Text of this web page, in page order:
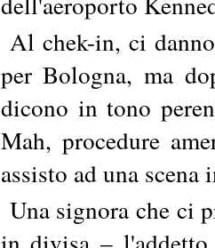
Al chek-in, ci
per Bologna, ma
dicono in tono
Mah, procedure
assisto ad una
Una signora che ci